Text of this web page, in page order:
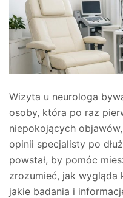
Wizyta u neurologa
osoby, która po raz
niepokojących
opinii specjalisty po
powstał, by pomóc
zrozumieć, jak wygląda
jakie badania i